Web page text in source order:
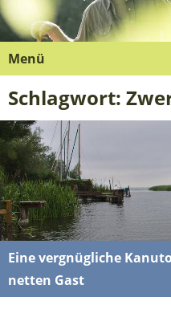
Menü
Schlagwort:
Eine vergnügliche
netten Gast